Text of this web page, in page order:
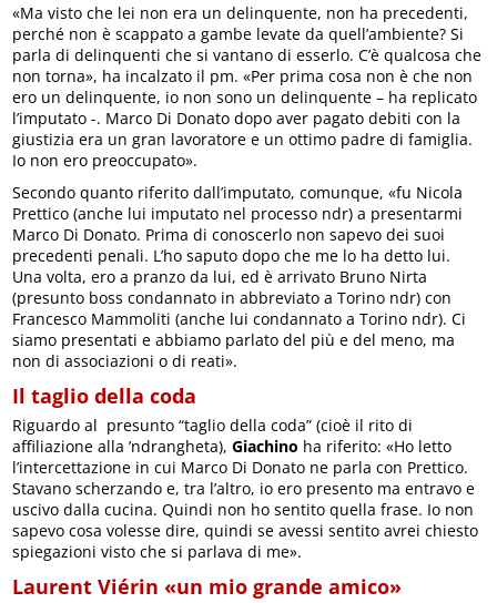
«Ma visto che lei non era un delinquente, non ha precedenti,
perché non è scappato a gambe levate da quell’ambiente? Si
parla di delinquenti che si vantano di esserlo. C’è qualcosa che
non torna», ha incalzato il pm. «Per prima cosa non è che non
ero un delinquente, io non sono un delinquente – ha replicato
l’imputato -. Marco Di Donato dopo aver pagato debiti con la
giustizia era un gran lavoratore e un ottimo padre di famiglia.
Io non ero preoccupato».
Secondo quanto riferito dall’imputato, comunque, «fu Nicola
Prettico (anche lui imputato nel processo ndr) a presentarmi
Marco Di Donato. Prima di conoscerlo non sapevo dei suoi
precedenti penali. L’ho saputo dopo che me lo ha detto lui.
Una volta, ero a pranzo da lui, ed è arrivato Bruno Nirta
(presunto boss condannato in abbreviato a Torino ndr) con
Francesco Mammoliti (anche lui condannato a Torino ndr). Ci
siamo presentati e abbiamo parlato del più e del meno, ma
non di associazioni o di reati».
Il taglio della coda
Riguardo al presunto “taglio della coda” (cioè il rito di
affiliazione alla ’ndrangheta),Giachino ha riferito: «Ho letto
l’intercettazione in cui Marco Di Donato ne parla con Prettico.
Stavano scherzando e, tra l’altro, io ero presento ma entravo e
uscivo dalla cucina. Quindi non ho sentito quella frase. Io non
sapevo cosa volesse dire, quindi se avessi sentito avrei chiesto
spiegazioni visto che si parlava di me».
Laurent Viérin «un mio grande amico»